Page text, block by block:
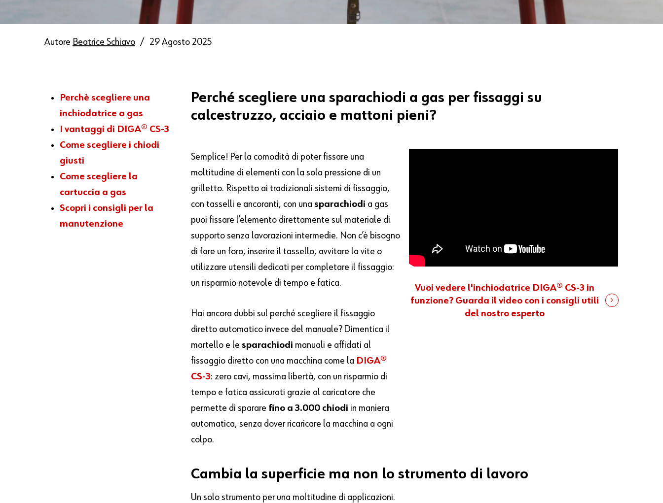
Autore Beatrice Schiavo 29 Agosto 2025
Perchè scegliere una
inchiodatrice a gas
I vantaggi di DIGA® CS-3
Come scegliere i chiodi
giusti
Come scegliere la
cartuccia a gas
Scopri i consigli per la
manutenzione
Perché scegliere una sparachiodi a gas per fissaggi su
calcestruzzo, acciaio e mattoni pieni?
Semplice! Per la comodità di poter fissare una
moltitudine di elementi con la sola pressione di un
grilletto. Rispetto ai tradizionali sistemi di fissaggio,
con tasselli e ancoranti, con unasparachiodi a gas
puoi fissare l’elemento direttamente sul materiale di
supporto senza lavorazioni intermedie. Non c’è bisogno
di fare un foro, inserire il tassello, avvitare la vite o
utilizzare utensili dedicati per completare il fissaggio:
un risparmio notevole di tempo e fatica.
Hai ancora dubbi sul perché scegliere il fissaggio
diretto automatico invece del manuale? Dimentica il
martello e lesparachiodi manuali e affidati al
fissaggio diretto con una macchina come la DIGA®
CS-3: zero cavi, massima libertà, con un risparmio di
tempo e fatica assicurati grazie al caricatore che
permette di sparare fino a 3.000 chiodi in maniera
automatica, senza dover ricaricare la macchina a ogni
colpo.
Vuoi vedere l'inchiodatrice DIGA® CS-3 in
funzione? Guarda il video con i consigli utili
del nostro esperto
Cambia la superficie ma non lo strumento di lavoro
Un solo strumento per una moltitudine di applicazioni.